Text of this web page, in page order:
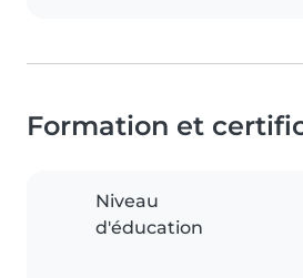
Formation et
Niveau
d'éducation